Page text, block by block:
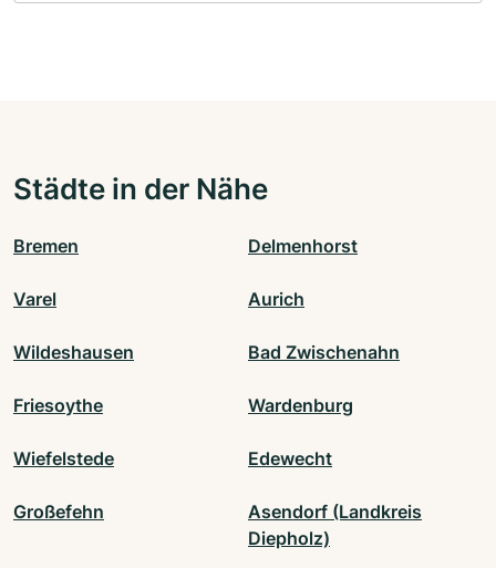
Städte in der Nähe
Bremen Delmenhorst
Varel Aurich
Wildeshausen Bad Zwischenahn
Friesoythe Wardenburg
Wiefelstede Edewecht
Großefehn
Asendorf (Landkreis
Diepholz)